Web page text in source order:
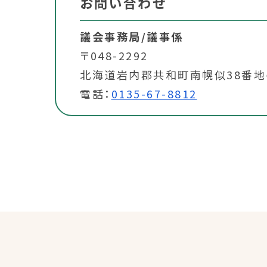
議会事務局/議事係
〒048-2292
北海道岩内郡共和町南幌似38番
電話： 0135-67-8812